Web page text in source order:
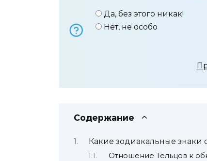
Да, без этого никак!
Нет, не особо
Содержание
Какие зодиакальные знаки
Отношение Тельцов к